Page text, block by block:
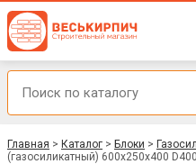
Главная > Каталог > Блоки >
(газосиликатный) 600x250х400